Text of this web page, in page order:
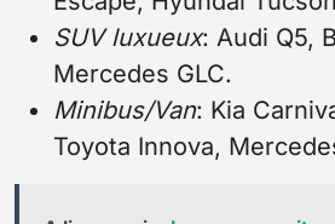
SUV luxueux: Audi Q5,
Mercedes GLC.
Minibus/Van: Kia
Toyota Innova,